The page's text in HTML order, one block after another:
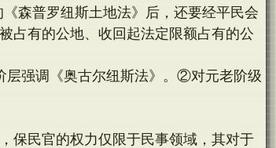
森普罗纽斯土地法》后，还要经平民会
占有的公地、收回起法定限额占有的公
强调《奥古尔纽斯法》。②对元老阶级
保民官的权力仅限于民事领域，其对于